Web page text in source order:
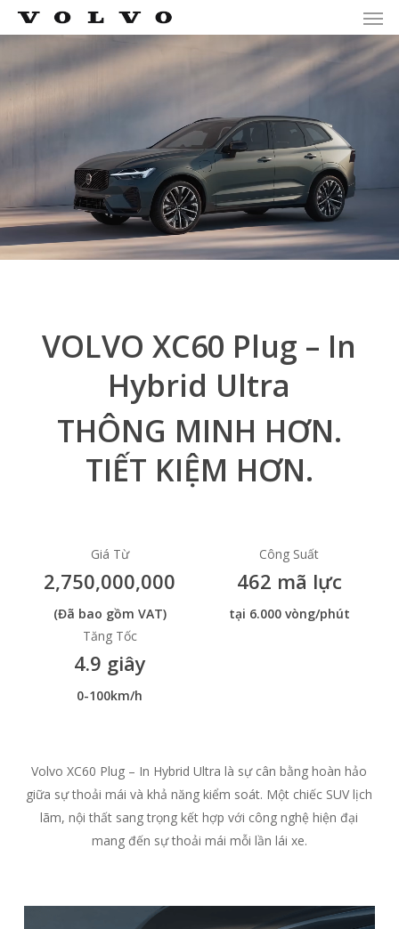
Skip
to
content
VOLVO XC60 Plug – In
Hybrid Ultra
THÔNG MINH HƠN.
TIẾT KIỆM HƠN.
Giá Từ
2,750,000,000
(Đã bao gồm VAT)
Công Suất
462 mã lực
tại 6.000 vòng/phút
Tăng Tốc
4.9 giây
0-100km/h
Volvo XC60 Plug – In Hybrid Ultra là sự cân bằng hoàn hảo
giữa sự thoải mái và khả năng kiểm soát. Một chiếc SUV lịch
lãm, nội thất sang trọng kết hợp với công nghệ hiện đại
mang đến sự thoải mái mỗi lần lái xe.
Menu